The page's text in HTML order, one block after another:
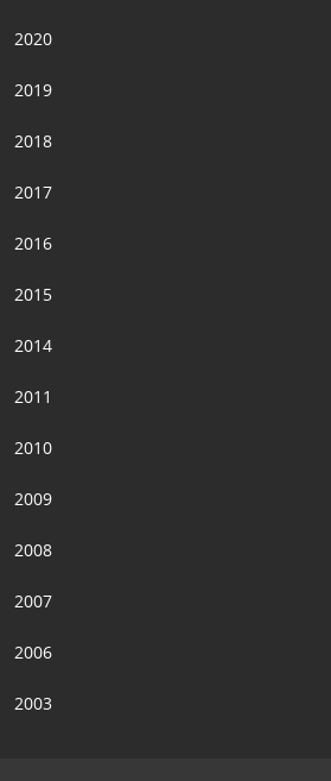
2020
2019
2018
2017
2016
2015
2014
2011
2010
2009
2008
2007
2006
2003